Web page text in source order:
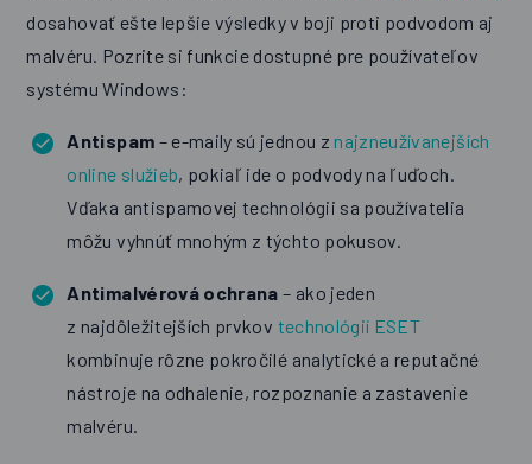
dosahovať ešte lepšie výsledky v boji proti podvodom aj
malvéru. Pozrite si funkcie dostupné pre používateľov
systému Windows:
Antispam – e-maily sú jednou z najzneužívanejších
online služieb, pokiaľ ide o podvody na ľuďoch.
Vďaka antispamovej technológii sa používatelia
môžu vyhnúť mnohým z týchto pokusov.
Antimalvérová ochrana – ako jeden
z najdôležitejších prvkov technológií ESET
kombinuje rôzne pokročilé analytické a reputačné
nástroje na odhalenie, rozpoznanie a zastavenie
malvéru.